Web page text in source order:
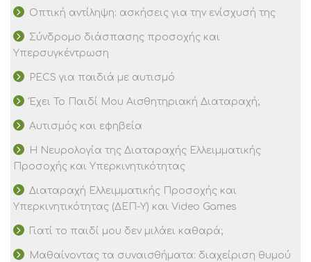
Οπτική αντίληψη: ασκήσεις για την ενίσχυσή της
Σύνδρομο διάσπασης προσοχής και
Υπερσυγκέντρωση
PECS για παιδιά με αυτισμό
Έχει Το Παιδί Μου Αισθητηριακή Διαταραχή;
Αυτισμός και εφηβεία
Η Νευρολογία της Διαταραχής Ελλειμματικής
Προσοχής και Υπερκινητικότητας
Διαταραχή Ελλειμματικής Προσοχής και
Υπερκινητικότητας (ΔΕΠ-Υ) και Video Games
Γιατί το παιδί μου δεν μιλάει καθαρά;
Μαθαίνοντας τα συναισθήματα: διαχείριση θυμού